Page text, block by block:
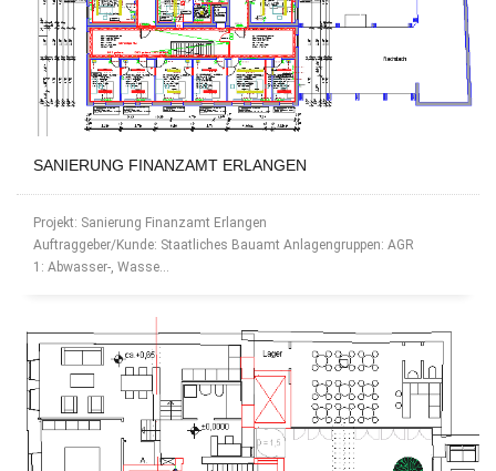
SANIERUNG FINANZAMT ERLANGEN
Projekt: Sanierung Finanzamt Erlangen
Auftraggeber/Kunde: Staatliches Bauamt Anlagengruppen: AGR
1: Abwasser-, Wasse...